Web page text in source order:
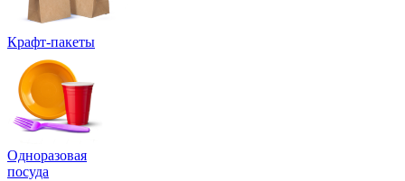
Крафт-пакеты
Одноразовая
посуда